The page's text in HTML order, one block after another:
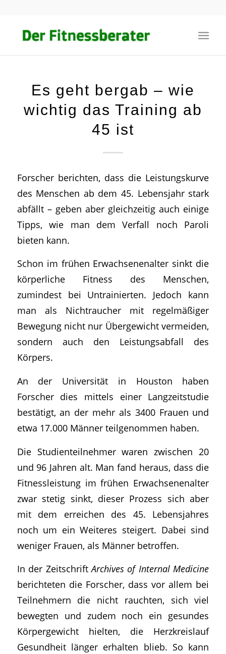
Es geht bergab – wie
wichtig das Training ab
45 ist
Forscher berichten, dass die Leistungskurve
des Menschen ab dem 45. Lebensjahr stark
abfällt – geben aber gleichzeitig auch einige
Tipps, wie man dem Verfall noch Paroli
bieten kann.
Schon im frühen Erwachsenenalter sinkt die
körperliche Fitness des Menschen,
zumindest bei Untrainierten. Jedoch kann
man als Nichtraucher mit regelmäßiger
Bewegung nicht nur Übergewicht vermeiden,
sondern auch den Leistungsabfall des
Körpers.
An der Universität in Houston haben
Forscher dies mittels einer Langzeitstudie
bestätigt, an der mehr als 3400 Frauen und
etwa 17.000 Männer teilgenommen haben.
Die Studienteilnehmer waren zwischen 20
und 96 Jahren alt. Man fand heraus, dass die
Fitnessleistung im frühen Erwachsenenalter
zwar stetig sinkt, dieser Prozess sich aber
mit dem erreichen des 45. Lebensjahres
noch um ein Weiteres steigert. Dabei sind
weniger Frauen, als Männer betroffen.
In der ZeitschriftArchives of Internal Medicine
berichteten die Forscher, dass vor allem bei
Teilnehmern die nicht rauchten, sich viel
bewegten und zudem noch ein gesundes
Körpergewicht hielten, die Herzkreislauf
Gesundheit länger erhalten blieb. So kann